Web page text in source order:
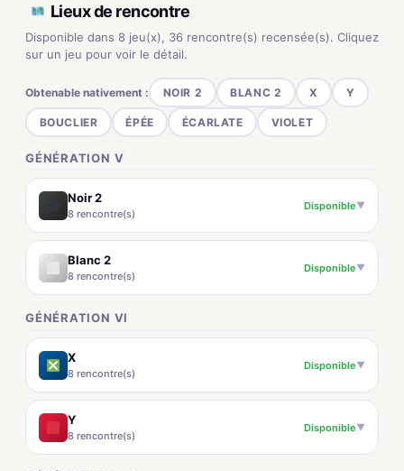
Lieux de rencontre
Disponible dans 8 jeu(x), 36 rencontre(s) recensée(s). Cliquez
sur un jeu pour voir le détail.
Obtenable nativement : NOIR 2 BLANC 2 X Y
BOUCLIER ÉPÉE ÉCARLATE VIOLET
GÉNÉRATION V
Noir 2
8 rencontre(s)
Disponible▼
Blanc 2
8 rencontre(s)
Disponible▼
GÉNÉRATION VI
X
8 rencontre(s)
Disponible▼
Y
8 rencontre(s)
Disponible▼